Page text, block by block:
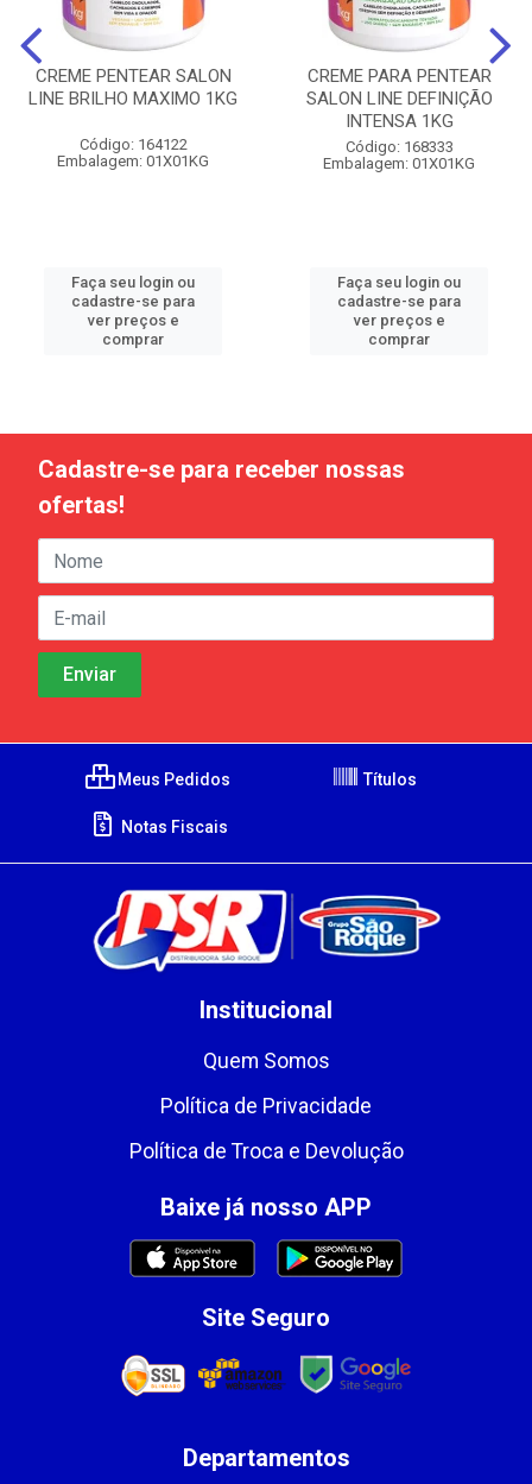
CREME PENTEAR SALON
LINE BRILHO MAXIMO 1KG
Código: 164122
Embalagem: 01X01KG
Faça seu login ou
cadastre-se para
ver preços e
comprar
CREME PARA PENTEAR
SALON LINE DEFINIÇÃO
INTENSA 1KG
Código: 168333
Embalagem: 01X01KG
Faça seu login ou
cadastre-se para
ver preços e
comprar
Cadastre-se para receber nossas
ofertas!
Meus Pedidos Títulos
Notas Fiscais
Institucional
Quem Somos
Política de Privacidade
Política de Troca e Devolução
Baixe já nosso APP
Site Seguro
Departamentos